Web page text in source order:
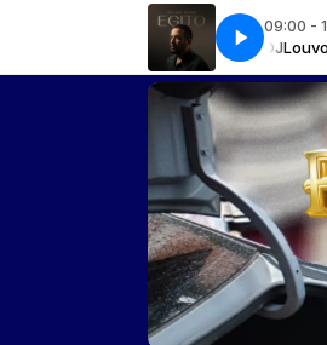
09:00 -
Louvor & Adoração com Auto DJLouvor
ISaias